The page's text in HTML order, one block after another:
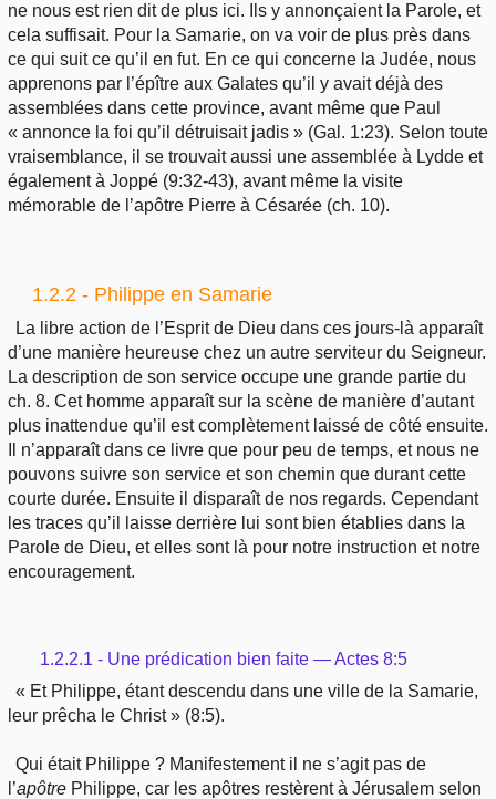
ne nous est rien dit de plus ici. Ils y annonçaient la Parole, et
cela suffisait. Pour la Samarie, on va voir de plus près dans
ce qui suit ce qu’il en fut. En ce qui concerne la Judée, nous
apprenons par l’épître aux Galates qu’il y avait déjà des
assemblées dans cette province, avant même que Paul
« annonce la foi qu’il détruisait jadis » (Gal. 1:23). Selon toute
vraisemblance, il se trouvait aussi une assemblée à Lydde et
également à Joppé (9:32-43), avant même la visite
mémorable de l’apôtre Pierre à Césarée (ch. 10).
1.2.2 - Philippe en Samarie
La libre action de l’Esprit de Dieu dans ces jours-là apparaît
d’une manière heureuse chez un autre serviteur du Seigneur.
La description de son service occupe une grande partie du
ch. 8. Cet homme apparaît sur la scène de manière d’autant
plus inattendue qu’il est complètement laissé de côté ensuite.
Il n’apparaît dans ce livre que pour peu de temps, et nous ne
pouvons suivre son service et son chemin que durant cette
courte durée. Ensuite il disparaît de nos regards. Cependant
les traces qu’il laisse derrière lui sont bien établies dans la
Parole de Dieu, et elles sont là pour notre instruction et notre
encouragement.
1.2.2.1 - Une prédication bien faite — Actes 8:5
« Et Philippe, étant descendu dans une ville de la Samarie,
leur prêcha le Christ » (8:5).
Qui était Philippe ? Manifestement il ne s’agit pas de
l’apôtre Philippe, car les apôtres restèrent à Jérusalem selon